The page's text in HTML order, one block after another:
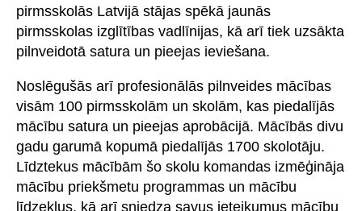
pirmsskolās Latvijā stājas spēkā jaunās
pirmsskolas izglītības vadlīnijas, kā arī tiek uzsākta
pilnveidotā satura un pieejas ieviešana.
Noslēgušās arī profesionālās pilnveides mācības
visām 100 pirmsskolām un skolām, kas piedalījās
mācību satura un pieejas aprobācijā. Mācībās divu
gadu garumā kopumā piedalījās 1700 skolotāju.
Līdztekus mācībām šo skolu komandas izmēģināja
mācību priekšmetu programmas un mācību
līdzekļus, kā arī sniedza savus ieteikumus mācību